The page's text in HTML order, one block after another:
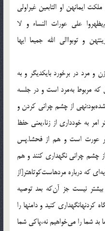
ایمانهن او التابعین غیراولی
علی عورات النساء و لا
و توبواالی الله جمیعا ایها
و مرد در برخورد بایکدیگر و به
که مربوط به‌مرد است و در جلسه
از چشم چرانی کردن و
امر به خودداری از زنا،یعنی حفظ
عورت است و هم از فحشا.پس
چشم چرانی نگهداری کنند و هم
که درباره مردهاست‌کوتاهتر[از
نیست جز آن‌که بعد توصیه
کردنهانگهداری کنید و دامنها را
شما را می‌خواهیم نه،پاکی شما